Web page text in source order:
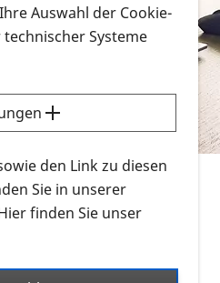
verschiedenen
Sie nach Infonmaterial
bzw. herunterladen
dieErklärvideos zum
PRO RETINA-Website
Menschen an.
sämtliches Infomaterial
um ausschließlich
Auswahl der Cookie-
Systeme
den Link zu diesen
Sie in unserer
finden Sie unser